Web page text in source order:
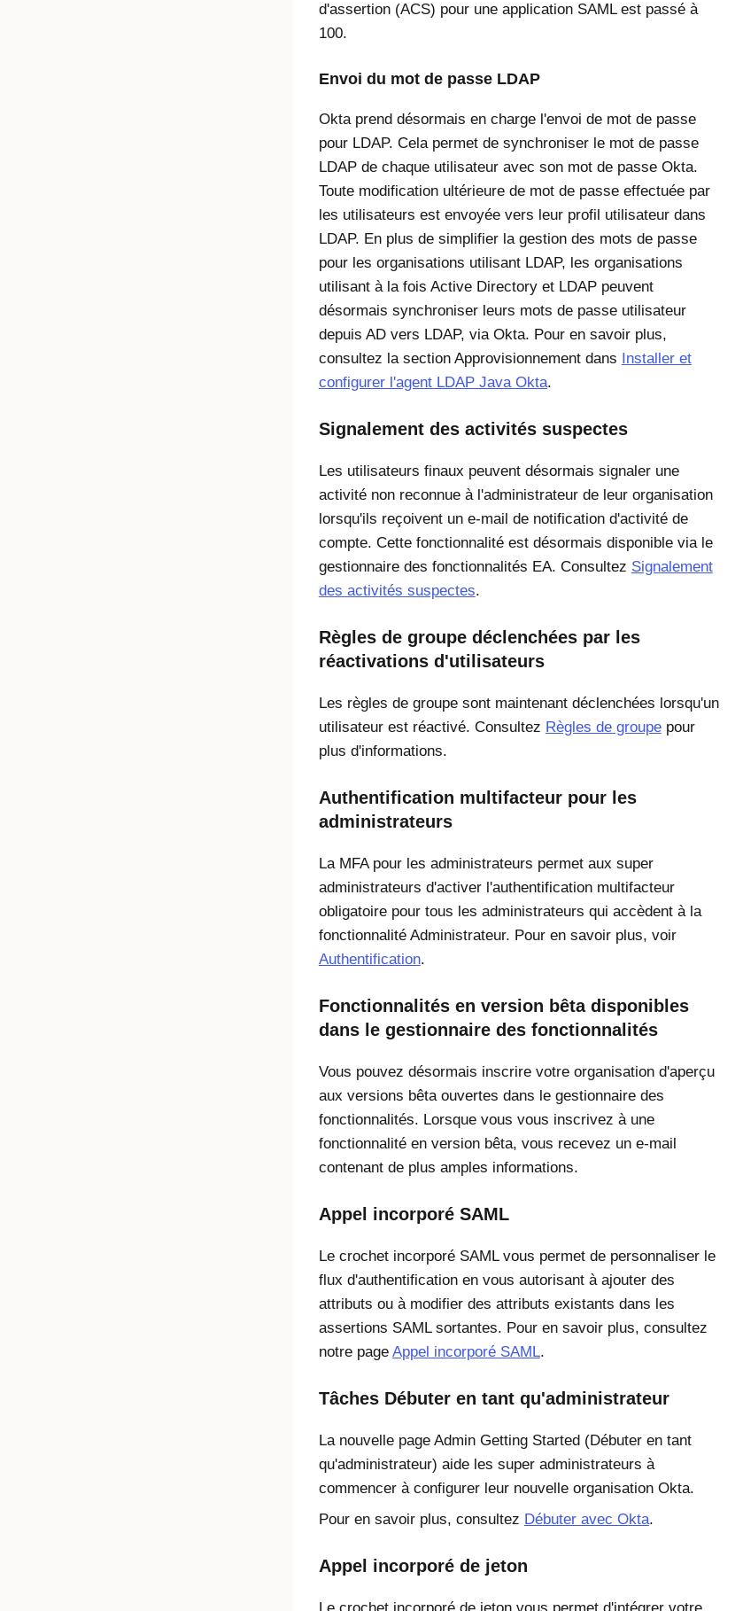
d'assertion (ACS) pour une application SAML est passé à
100.
Envoi du mot de passe LDAP
Okta prend désormais en charge l'envoi de mot de passe
pour LDAP. Cela permet de synchroniser le mot de passe
LDAP de chaque utilisateur avec son mot de passe Okta.
Toute modification ultérieure de mot de passe effectuée par
les utilisateurs est envoyée vers leur profil utilisateur dans
LDAP. En plus de simplifier la gestion des mots de passe
pour les organisations utilisant LDAP, les organisations
utilisant à la fois Active Directory et LDAP peuvent
désormais synchroniser leurs mots de passe utilisateur
depuis AD vers LDAP, via Okta. Pour en savoir plus,
consultez la section Approvisionnement dans Installer et
configurer l'agent LDAP Java Okta.
Signalement des activités suspectes
Les utilisateurs finaux peuvent désormais signaler une
activité non reconnue à l'administrateur de leur organisation
lorsqu'ils reçoivent un e-mail de notification d'activité de
compte. Cette fonctionnalité est désormais disponible via le
gestionnaire des fonctionnalités EA. Consultez Signalement
des activités suspectes.
Règles de groupe déclenchées par les
réactivations d'utilisateurs
Les règles de groupe sont maintenant déclenchées lorsqu'un
utilisateur est réactivé. Consultez Règles de groupepour
plus d'informations.
Authentification multifacteur pour les
administrateurs
La MFA pour les administrateurs permet aux super
administrateurs d'activer l'authentification multifacteur
obligatoire pour tous les administrateurs qui accèdent à la
fonctionnalité Administrateur. Pour en savoir plus, voir
Authentification.
Fonctionnalités en version bêta disponibles
dans le gestionnaire des fonctionnalités
Vous pouvez désormais inscrire votre organisation d'aperçu
aux versions bêta ouvertes dans le gestionnaire des
fonctionnalités. Lorsque vous vous inscrivez à une
fonctionnalité en version bêta, vous recevez un e-mail
contenant de plus amples informations.
Appel incorporé SAML
Le crochet incorporé SAML vous permet de personnaliser le
flux d'authentification en vous autorisant à ajouter des
attributs ou à modifier des attributs existants dans les
assertions SAML sortantes. Pour en savoir plus, consultez
notre page Appel incorporé SAML.
Tâches Débuter en tant qu'administrateur
La nouvelle page Admin Getting Started (Débuter en tant
qu'administrateur) aide les super administrateurs à
commencer à configurer leur nouvelle organisation Okta.
Pour en savoir plus, consultez Débuter avec Okta.
Appel incorporé de jeton